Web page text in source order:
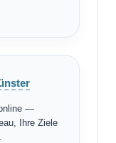
—
Ihre Ziele